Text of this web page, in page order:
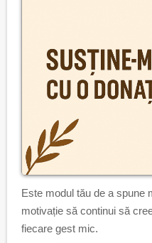
Este modul tău de a spune
motivație să continui să
fiecare gest mic.